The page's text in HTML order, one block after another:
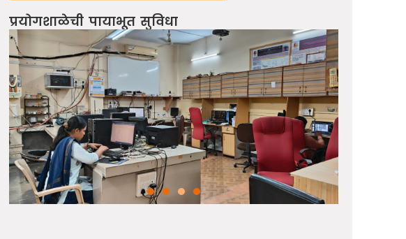
प्रयोगशाळेची पायाभूत सुविधा